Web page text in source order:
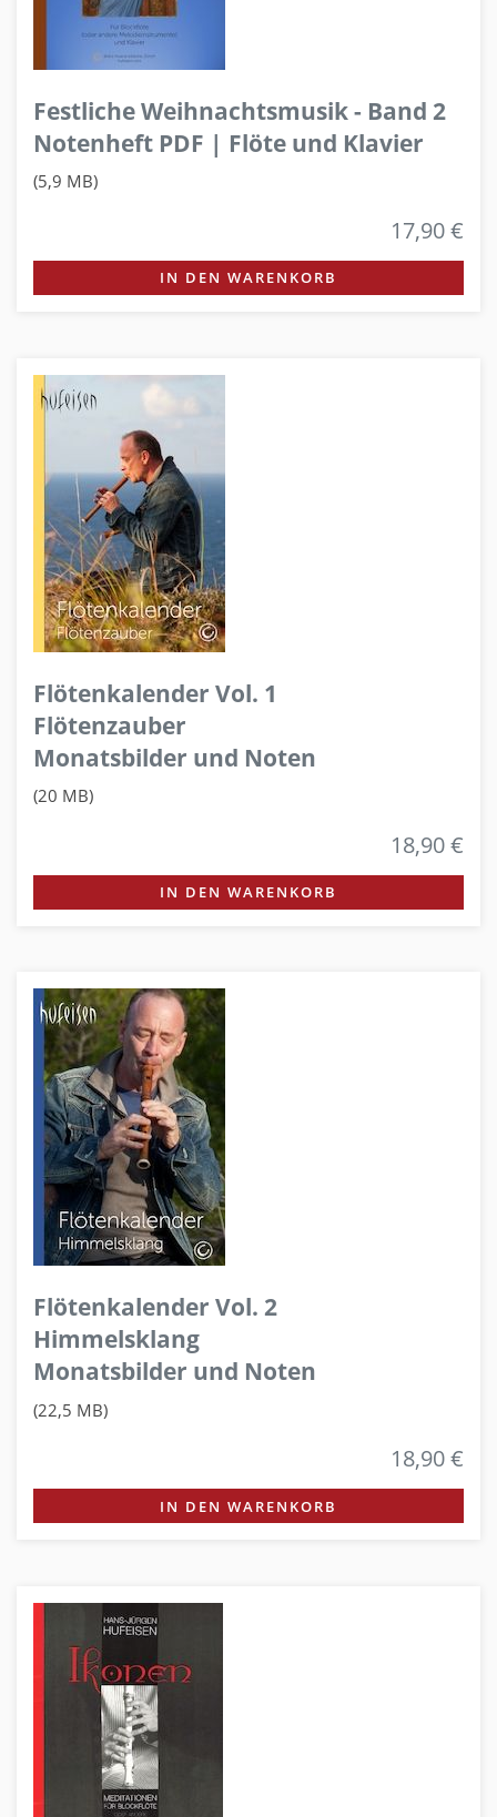
Festliche Weihnachtsmusik - Band 2
Notenheft PDF | Flöte und Klavier
(5,9 MB)
17,90 €
IN DEN WARENKORB
Flötenkalender Vol. 1
Flötenzauber
Monatsbilder und Noten
(20 MB)
18,90 €
IN DEN WARENKORB
Flötenkalender Vol. 2
Himmelsklang
Monatsbilder und Noten
(22,5 MB)
18,90 €
IN DEN WARENKORB